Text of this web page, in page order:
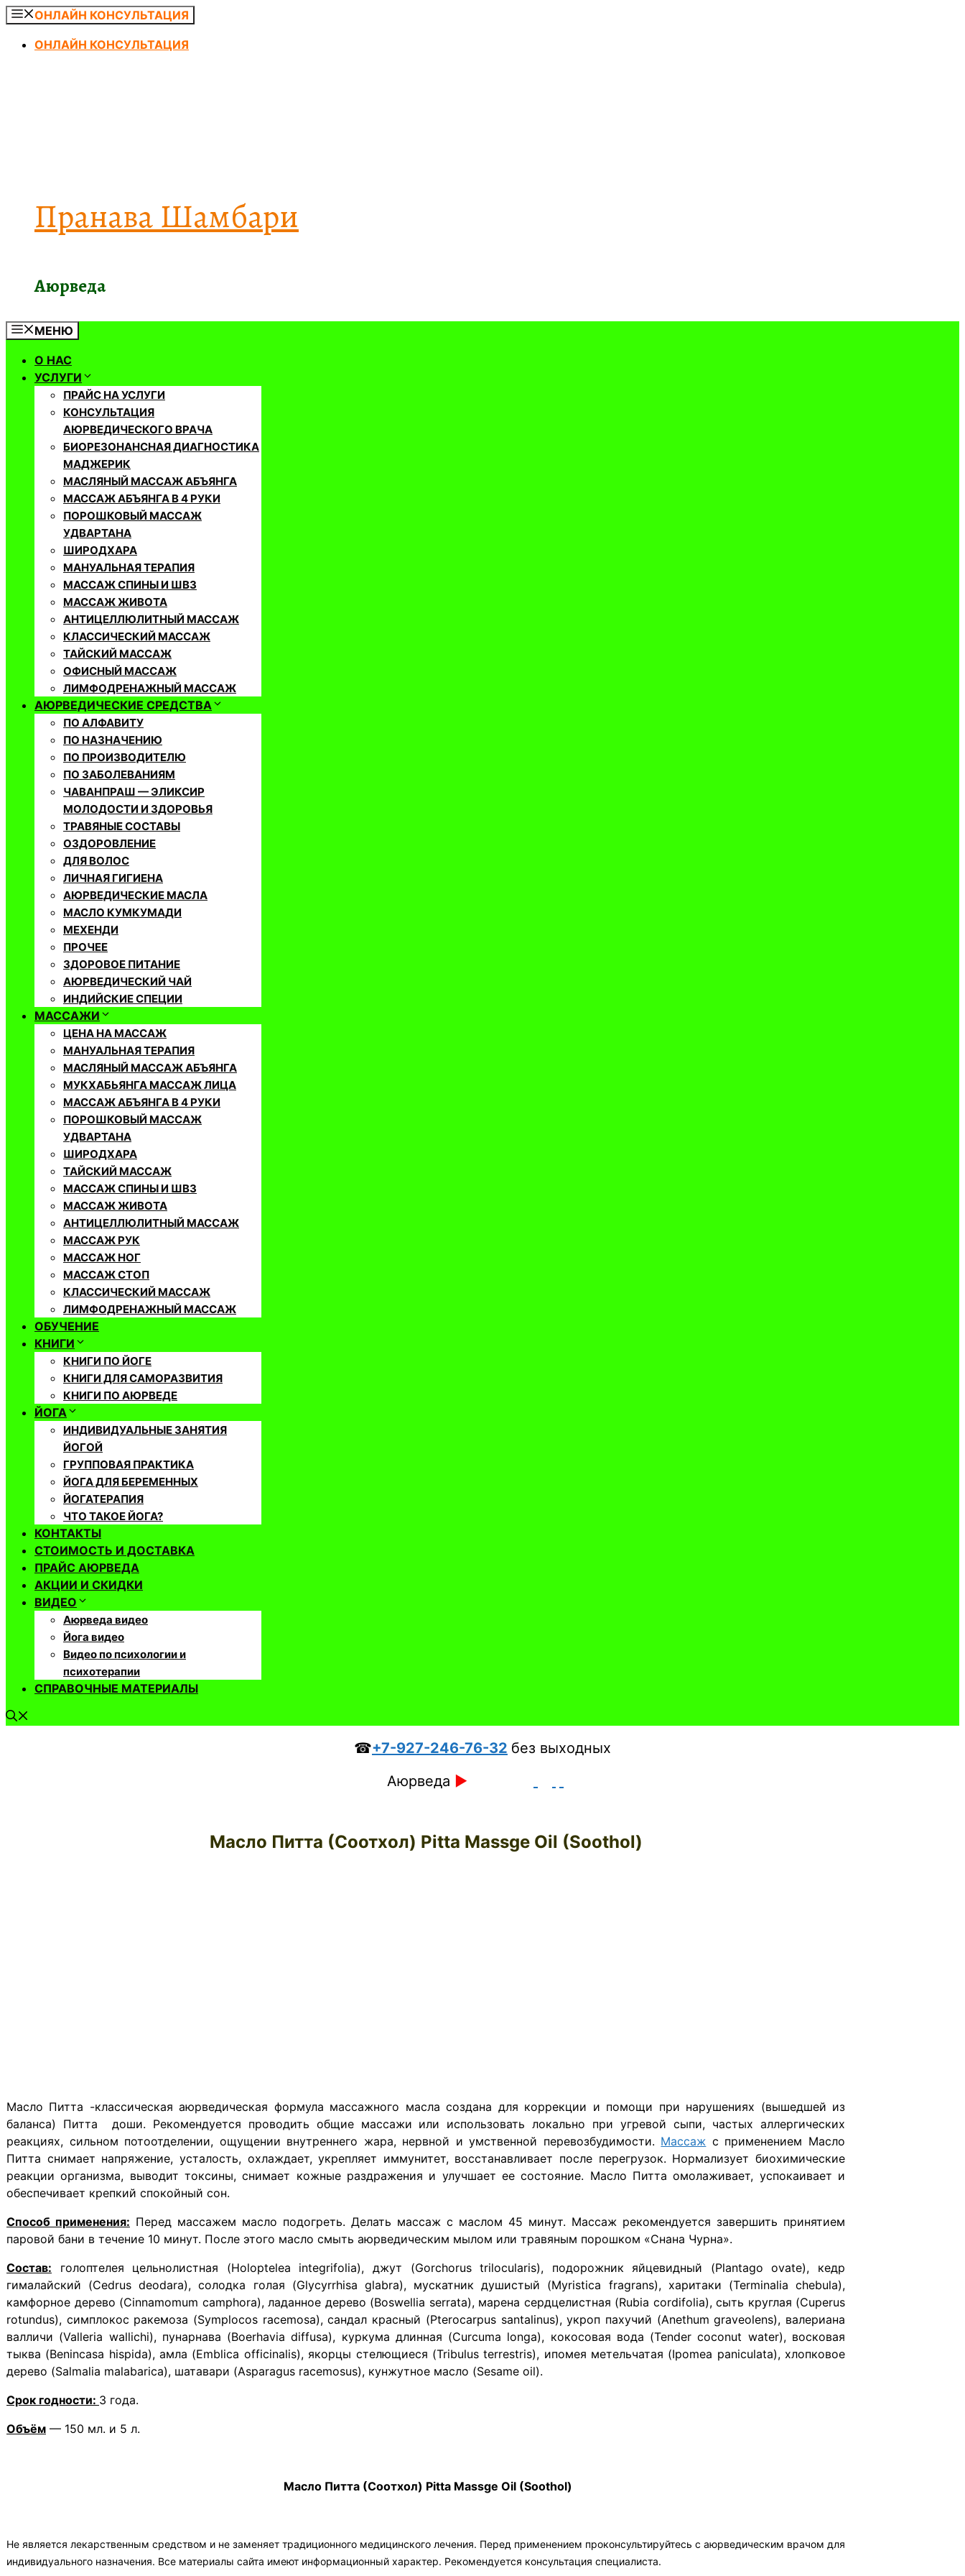
Перейти
содержимому
ОНЛАЙН КОНСУЛЬТАЦИЯ
ОНЛАЙН КОНСУЛЬТАЦИЯ
Пранава Шамбари
Аюрведа
МЕНЮ
О НАС
УСЛУГИ
ПРАЙС НА УСЛУГИ
КОНСУЛЬТАЦИЯ
АЮРВЕДИЧЕСКОГО ВРАЧА
БИОРЕЗОНАНСНАЯ ДИАГНОСТИКА
МАДЖЕРИК
МАСЛЯНЫЙ МАССАЖ АБЪЯНГА
МАССАЖ АБЪЯНГА В 4 РУКИ
ПОРОШКОВЫЙ МАССАЖ
УДВАРТАНА
ШИРОДХАРА
МАНУАЛЬНАЯ ТЕРАПИЯ
МАССАЖ СПИНЫ И ШВЗ
МАССАЖ ЖИВОТА
АНТИЦЕЛЛЮЛИТНЫЙ МАССАЖ
КЛАССИЧЕСКИЙ МАССАЖ
ТАЙСКИЙ МАССАЖ
ОФИСНЫЙ МАССАЖ
ЛИМФОДРЕНАЖНЫЙ МАССАЖ
АЮРВЕДИЧЕСКИЕ СРЕДСТВА
ПО АЛФАВИТУ
ПО НАЗНАЧЕНИЮ
ПО ПРОИЗВОДИТЕЛЮ
ПО ЗАБОЛЕВАНИЯМ
ЧАВАНПРАШ — ЭЛИКСИР
МОЛОДОСТИ И ЗДОРОВЬЯ
ТРАВЯНЫЕ СОСТАВЫ
ОЗДОРОВЛЕНИЕ
ДЛЯ ВОЛОС
ЛИЧНАЯ ГИГИЕНА
АЮРВЕДИЧЕСКИЕ МАСЛА
МАСЛО КУМКУМАДИ
МЕХЕНДИ
ПРОЧЕЕ
ЗДОРОВОЕ ПИТАНИЕ
АЮРВЕДИЧЕСКИЙ ЧАЙ
ИНДИЙСКИЕ СПЕЦИИ
МАССАЖИ
ЦЕНА НА МАССАЖ
МАНУАЛЬНАЯ ТЕРАПИЯ
МАСЛЯНЫЙ МАССАЖ АБЪЯНГА
МУКХАБЬЯНГА МАССАЖ ЛИЦА
МАССАЖ АБЪЯНГА В 4 РУКИ
ПОРОШКОВЫЙ МАССАЖ
УДВАРТАНА
ШИРОДХАРА
ТАЙСКИЙ МАССАЖ
МАССАЖ СПИНЫ И ШВЗ
МАССАЖ ЖИВОТА
АНТИЦЕЛЛЮЛИТНЫЙ МАССАЖ
МАССАЖ РУК
МАССАЖ НОГ
МАССАЖ СТОП
КЛАССИЧЕСКИЙ МАССАЖ
ЛИМФОДРЕНАЖНЫЙ МАССАЖ
ОБУЧЕНИЕ
КНИГИ
КНИГИ ПО ЙОГЕ
КНИГИ ДЛЯ САМОРАЗВИТИЯ
КНИГИ ПО АЮРВЕДЕ
ЙОГА
ИНДИВИДУАЛЬНЫЕ ЗАНЯТИЯ
ЙОГОЙ
ГРУППОВАЯ ПРАКТИКА
ЙОГА ДЛЯ БЕРЕМЕННЫХ
ЙОГАТЕРАПИЯ
ЧТО ТАКОЕ ЙОГА?
КОНТАКТЫ
СТОИМОСТЬ И ДОСТАВКА
ПРАЙС АЮРВЕДА
АКЦИИ И СКИДКИ
ВИДЕО
Аюрведа видео
Йога видео
Видео по психологии и
психотерапии
СПРАВОЧНЫЕ МАТЕРИАЛЫ
☎+7-927-246-76-32 без выходных
Аюрведа ►
Масло Питта (Соотхол) Pitta Massge Oil (Soothol)
Масло Питта -классическая аюрведическая формула массажного масла создана для коррекции и помощи при нарушениях (вышедшей из
баланса) Питта доши. Рекомендуется проводить общие массажи или использовать локально при угревой сыпи, частых аллергических
реакциях, сильном потоотделении, ощущении внутреннего жара, нервной и умственной перевозбудимости. Массаж с применением Масло
Питта снимает напряжение, усталость, охлаждает, укрепляет иммунитет, восстанавливает после перегрузок. Нормализует биохимические
реакции организма, выводит токсины, снимает кожные раздражения и улучшает ее состояние. Масло Питта омолаживает, успокаивает и
обеспечивает крепкий спокойный сон.
Способ применения: Перед массажем масло подогреть. Делать массаж с маслом 45 минут. Массаж рекомендуется завершить принятием
паровой бани в течение 10 минут. После этого масло смыть аюрведическим мылом или травяным порошком «Снана Чурна».
Состав: голоптелея цельнолистная (Holoptelea integrifolia), джут (Gorchorus trilocularis), подорожник яйцевидный (Plantago ovate), кедр
гималайский (Cedrus deodara), солодка голая (Glycyrrhisa glabra), мускатник душистый (Myristica fragrans), харитаки (Terminalia chebula),
камфорное дерево (Cinnamomum camphora), ладанное дерево (Boswellia serrata), марена сердцелистная (Rubia cordifolia), сыть круглая (Cuperus
rotundus), симплокос ракемоза (Symplocos racemosa), сандал красный (Pterocarpus santalinus), укроп пахучий (Anethum graveolens), валериана
валличи (Valleria wallichi), пунарнава (Boerhavia diffusa), куркума длинная (Curcuma longa), кокосовая вода (Tender coconut water), восковая
тыква (Benincasa hispida), амла (Emblica officinalis), якорцы стелющиеся (Tribulus terrestris), ипомея метельчатая (Ipomea paniculata), хлопковое
дерево (Salmalia malabarica), шатавари (Asparagus racemosus), кунжутное масло (Sesame oil).
Срок годности: 3 года.
Объём — 150 мл. и 5 л.
Масло Питта (Соотхол) Pitta Massge Oil (Soothol)
Не является лекарственным средством и не заменяет традиционного медицинского лечения. Перед применением проконсультируйтесь с аюрведическим врачом для
индивидуального назначения. Все материалы сайта имеют информационный характер. Рекомендуется консультация специалиста.